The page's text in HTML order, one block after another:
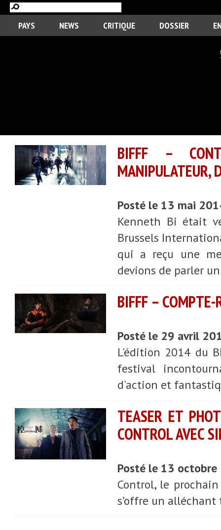
PAYS NEWS CRITIQUE DOSSIER
BIFFF –
MANIPULATEUR,
Posté le 13 mai
Kenneth Bi était
Brussels
qui a reçu une
devions de parler
BIFFF –
Posté le 29 avril
L'édition 2014 du
festival
d'action et
TEASER ET
CONTROL AVEC
Posté le 13
Control, le
s’offre un alléchant